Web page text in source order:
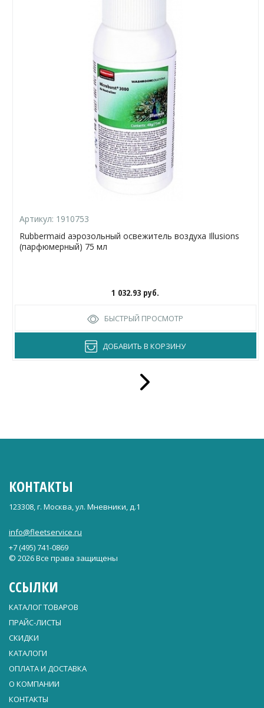
Артикул: 1910753
Rubbermaid аэрозольный освежитель воздуха Illusions
(парфюмерный) 75 мл
1 032.93 руб.
БЫСТРЫЙ ПРОСМОТР
ДОБАВИТЬ В КОРЗИНУ
КОНТАКТЫ
123308, г. Москва, ул. Мневники, д.1
info@fleetservice.ru
+7 (495) 741-0869
© 2026 Все права защищены
ССЫЛКИ
КАТАЛОГ ТОВАРОВ
ПРАЙС-ЛИСТЫ
СКИДКИ
КАТАЛОГИ
ОПЛАТА И ДОСТАВКА
О КОМПАНИИ
КОНТАКТЫ